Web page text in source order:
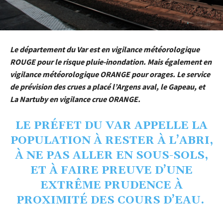
Le département du Var est en vigilance météorologique
ROUGE pour le risque pluie-inondation. Mais également en
vigilance météorologique ORANGE pour orages. Le service
de prévision des crues a placé l’Argens aval, le Gapeau, et
La Nartuby en vigilance crue ORANGE.
LE PRÉFET DU VAR APPELLE LA
POPULATION À RESTER À L’ABRI,
À NE PAS ALLER EN SOUS-SOLS,
ET À FAIRE PREUVE D’UNE
EXTRÊME PRUDENCE À
PROXIMITÉ DES COURS D’EAU.